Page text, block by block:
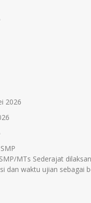
2026
MTs Sederajat
dan waktu ujian sebagai